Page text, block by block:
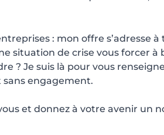
: mon offre s’adresse à
situation de crise vous forcer à
? Je suis là pour vous
engagement.
et donnez à votre avenir un